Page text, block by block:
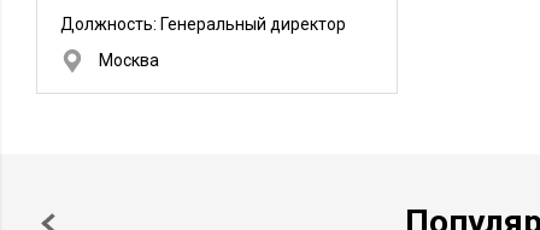
Должность: Генеральный директор
Москва